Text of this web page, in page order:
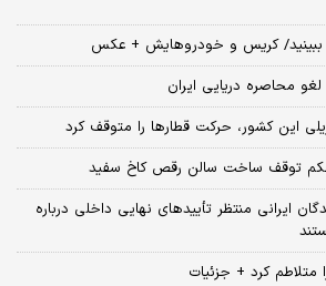
ببینید/ کریس و خودروهایش + عکس
محاصره دریایی ایران
این کشور، حرکت قطارها را متوقف کرد
توقف ساخت سالن رقص کاخ سفید
ایرانی منتظر تأییدهای نهایی داخلی درباره
متلاطم کرد + جزئیات